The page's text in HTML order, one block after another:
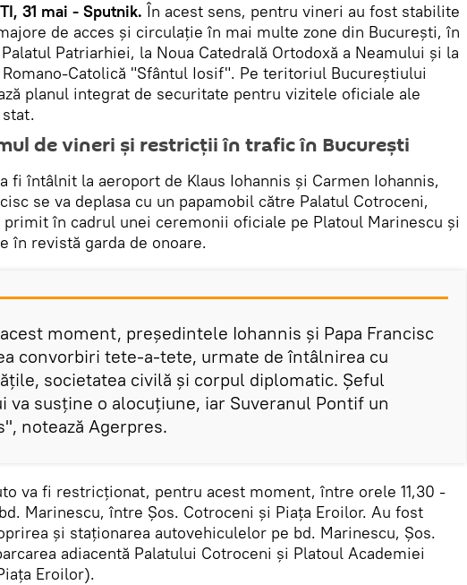
31 mai - Sputnik. În acest sens, pentru vineri au fost stabilite
de acces şi circulaţie în mai multe zone din Bucureşti, în
Patriarhiei, la Noua Catedrală Ortodoxă a Neamului şi la
Romano-Catolică "Sfântul Iosif". Pe teritoriul Bucureştiului
planul integrat de securitate pentru vizitele oficiale ale
de vineri şi restricţii în trafic în Bucureşti
fi întâlnit la aeroport de Klaus Iohannis şi Carmen Iohannis,
se va deplasa cu un papamobil către Palatul Cotroceni,
primit în cadrul unei ceremonii oficiale pe Platoul Marinescu şi
în revistă garda de onoare.
moment, preşedintele Iohannis şi Papa Francisc
convorbiri tete-a-tete, urmate de întâlnirea cu
societatea civilă şi corpul diplomatic. Şeful
va susţine o alocuţiune, iar Suveranul Pontif un
notează Agerpres.
va fi restricţionat, pentru acest moment, între orele 11,30 -
Marinescu, între Şos. Cotroceni şi Piaţa Eroilor. Au fost
şi staţionarea autovehiculelor pe bd. Marinescu, Şos.
adiacentă Palatului Cotroceni şi Platoul Academiei
Eroilor).